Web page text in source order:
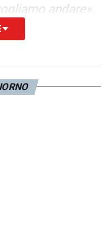
andare».
«Si vede che la
la crescita del
trovare